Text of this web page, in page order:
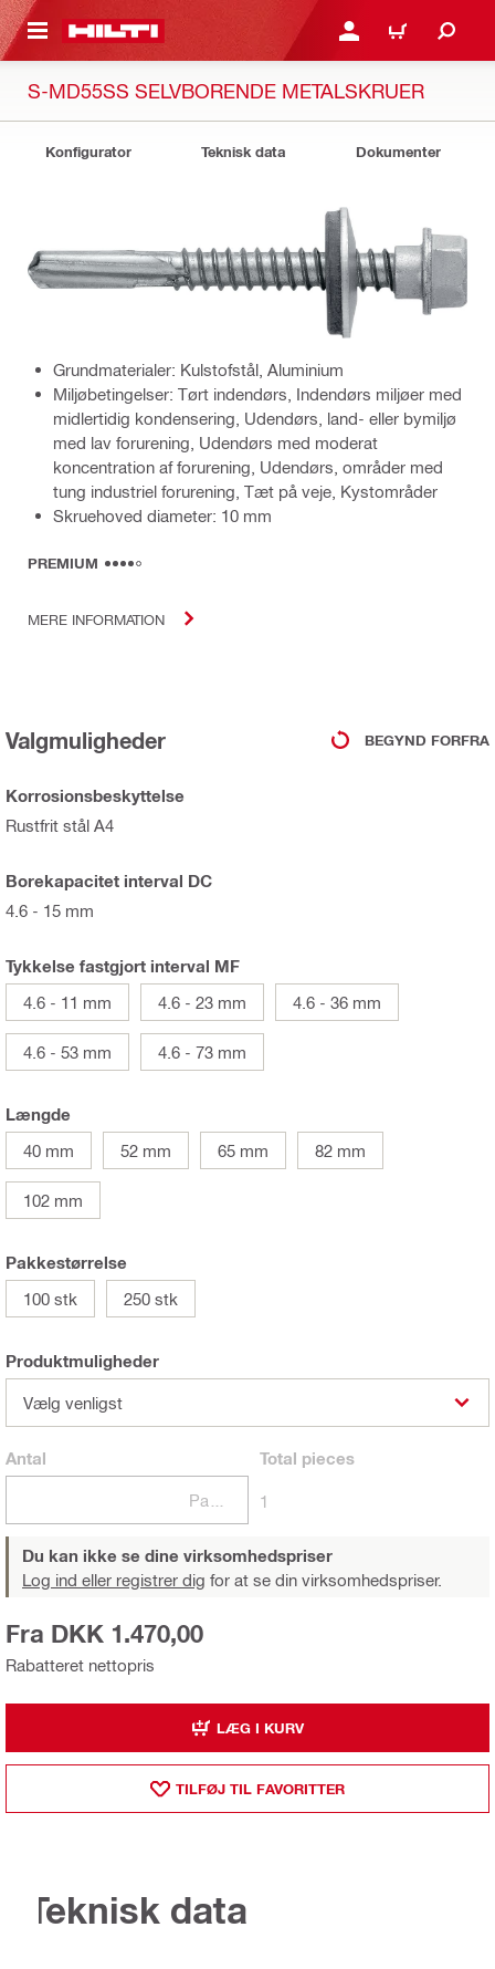
HOVEDINDHOLD LOG IND ELLER
INDKØBSKURV
S-MD55SS SELVBORENDE METALSKRUER
Konfigurator Teknisk data Dokumenter
Grundmaterialer: Kulstofstål, Aluminium
Miljøbetingelser: Tørt indendørs, Indendørs miljøer med
midlertidig kondensering, Udendørs, land- eller bymiljø
med lav forurening, Udendørs med moderat
koncentration af forurening, Udendørs, områder med
tung industriel forurening, Tæt på veje, Kystområder
Skruehoved diameter: 10 mm
PREMIUM
MERE INFORMATION
Valgmuligheder BEGYND FORFRA
Korrosionsbeskyttelse
Rustfrit stål A4
Borekapacitet interval DC
4.6 - 15 mm
Tykkelse fastgjort interval MF
4.6 - 11 mm
4.6 - 23 mm 4.6 - 36 mm
4.6 - 53 mm 4.6 - 73 mm
Længde
40 mm
52 mm 65 mm 82 mm
102 mm
Pakkestørrelse
100 stk
250 stk
Produktmuligheder
Vælg venligst
Antal Total pieces
1
Du kan ikke se dine virksomhedspriser
Log ind eller registrer dig for at se din virksomhedspriser.
Rabatteret nettopris
Fra DKK 1.470,00
LÆG I KURV
TILFØJ TIL FAVORITTER
Teknisk data